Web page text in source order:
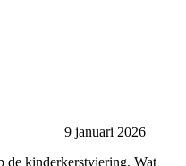
9 januari 2026
de kinderkerstviering. Wat